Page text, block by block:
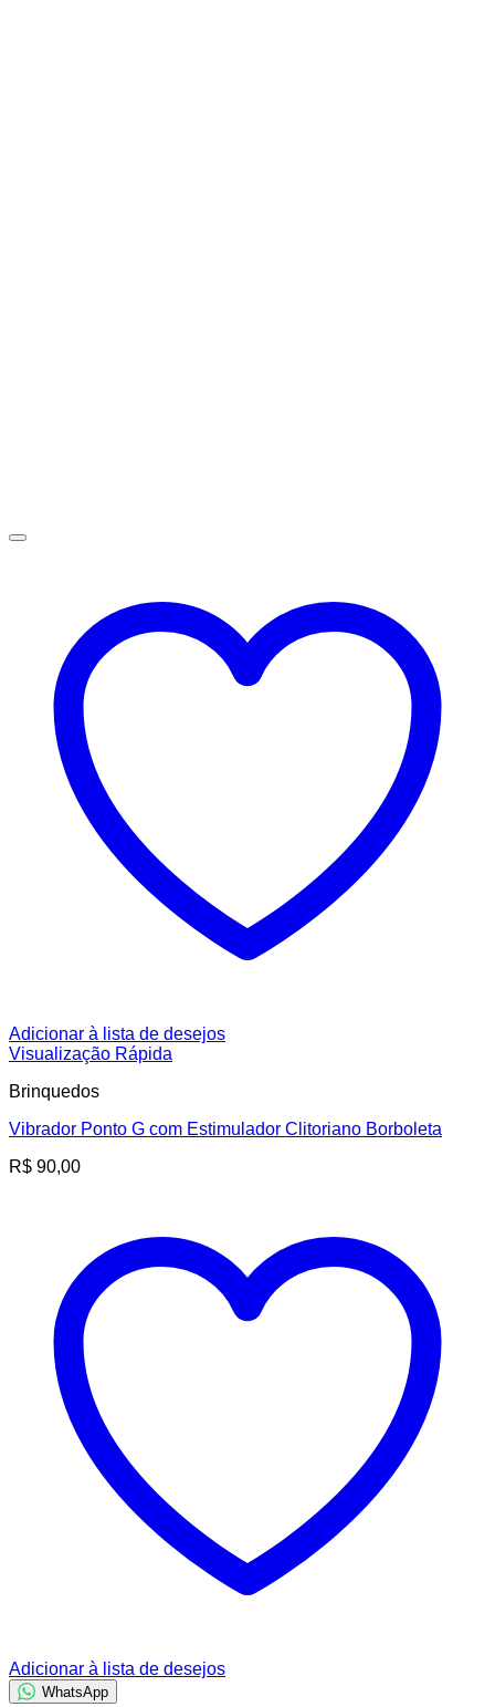
Adicionar à lista de desejos
Visualização Rápida
Brinquedos
Vibrador Ponto G com Estimulador Clitoriano Borboleta
R$ 90,00
Adicionar à lista de desejos
WhatsApp